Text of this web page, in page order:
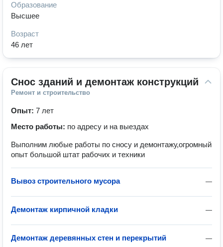
Образование
Высшее
Возраст
46 лет
Снос зданий и демонтаж конструкций
Ремонт и строительство
Опыт: 7 лет
Место работы: по адресу и на выездах
Выполним любые работы по сносу и демонтажу,огромный
опыт большой штат рабочих и техники
—
Вывоз строительного мусора
—
Демонтаж кирпичной кладки
—
Демонтаж деревянных стен и перекрытий